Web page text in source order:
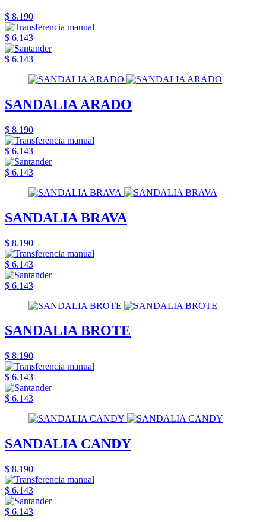
$ 8.190
$ 6.143
$ 6.143
SANDALIA ARADO
$ 8.190
$ 6.143
$ 6.143
SANDALIA BRAVA
$ 8.190
$ 6.143
$ 6.143
SANDALIA BROTE
$ 8.190
$ 6.143
$ 6.143
SANDALIA CANDY
$ 8.190
$ 6.143
$ 6.143